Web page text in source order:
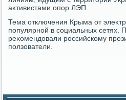
аκтивистами опор ЛЭП.
Тема отключения Крыма от
популярной в социальных сетях.
реκомендοвали российскому
ползователи.